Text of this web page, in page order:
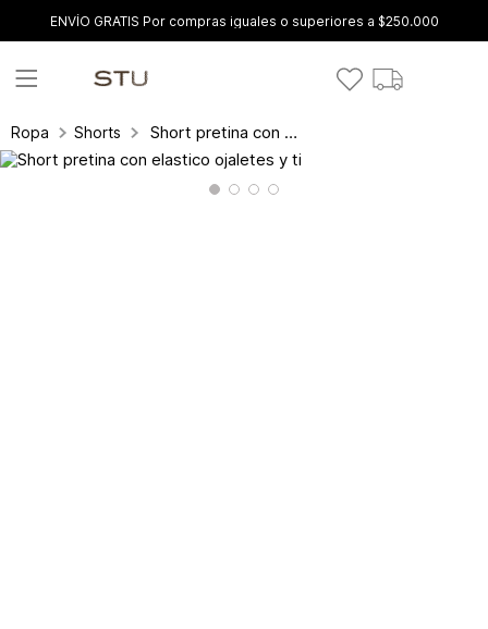
ENVÍO GRATIS Por compras iguales o superiores a $250.000
Ropa Shorts Short pretina con elastico ojaletes y ti